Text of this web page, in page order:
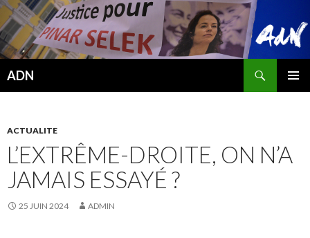
ADN
ACTUALITE
L’EXTRÊME-DROITE, ON N’A
JAMAIS ESSAYÉ ?
25 JUIN 2024 ADMIN